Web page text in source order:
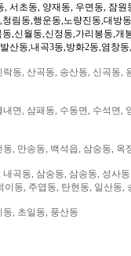
서초동, 양재동, 우면동, 잠원
림동,행운동,노량진동,대방
,신월동,신정동,가리봉동,개
산동,내곡3동,방화2동,염창동
동, 산곡동, 송산동, 신곡동,
면, 삼패동, 수동면, 수석면,
, 만송동, 백석읍, 삼숭동, 옥
곡동, 삼숭동, 삼송동, 성사
동, 주엽동, 탄현동, 일산동,
, 초일동, 풍산동